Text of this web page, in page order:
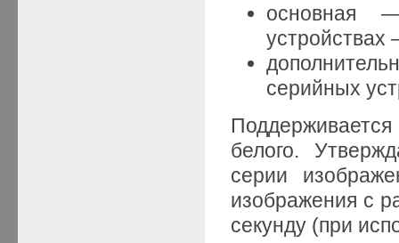
основная
серийных
белого.
серии
изображения с
секунду (при